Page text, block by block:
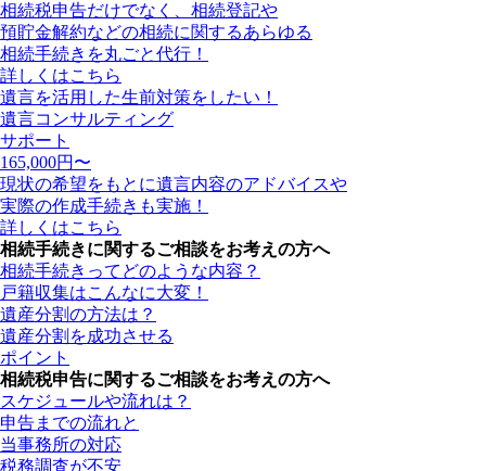
相続税申告だけでなく、相続登記や
預貯金解約などの相続に関するあらゆる
相続手続きを丸ごと代行！
詳しくはこちら
遺言を活用した生前対策をしたい！
遺言コンサルティング
サポート
165,000円〜
現状の希望をもとに遺言内容のアドバイスや
実際の作成手続きも実施！
詳しくはこちら
相続手続きに関するご相談をお考えの方へ
相続手続きってどのような内容？
戸籍収集はこんなに大変！
遺産分割の方法は？
遺産分割を成功させる
ポイント
相続税申告に関するご相談をお考えの方へ
スケジュールや流れは？
申告までの流れと
当事務所の対応
税務調査が不安